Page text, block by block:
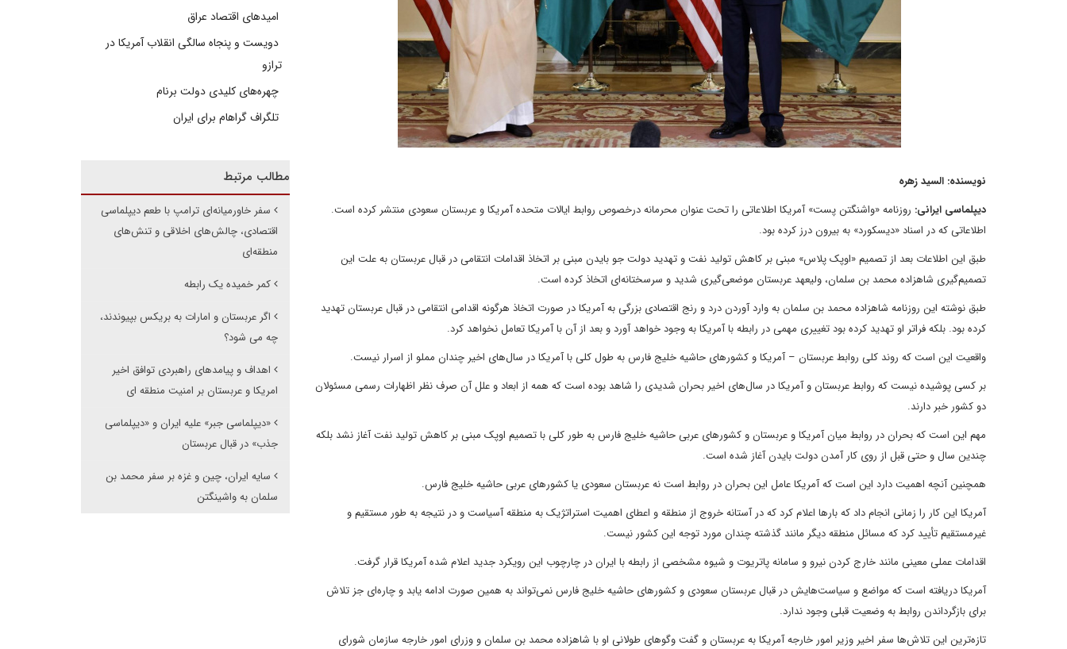
نویسنده: السید زهره
دیپلماسی ایرانی: روزنامه «واشنگتن پست» آمریکا اطلاعاتی را تحت عنوان محرمانه درخصوص روابط ایالات متحده آمریکا و عربستان سعودی منتشر کرده است.
اطلاعاتی که در اسناد «دیسکورد» به بیرون درز کرده بود.
طبق این اطلاعات بعد از تصمیم «اوپک پلاس» مبنی بر کاهش تولید نفت و تهدید دولت جو بایدن مبنی بر اتخاذ اقدامات انتقامی در قبال عربستان به علت این
تصمیم‌گیری شاهزاده محمد بن سلمان، ولیعهد عربستان موضعی‌گیری شدید و سرسختانه‌ای اتخاذ کرده است.
طبق نوشته این روزنامه شاهزاده محمد بن سلمان به وارد آوردن درد و رنج اقتصادی بزرگی به آمریکا در صورت اتخاذ هرگونه اقدامی انتقامی در قبال عربستان تهدید
کرده بود. بلکه فراتر او تهدید کرده بود تغییری مهمی در رابطه با آمریکا به وجود خواهد آورد و بعد از آن با آمریکا تعامل نخواهد کرد.
واقعیت این است که روند کلی روابط عربستان – آمریکا و کشورهای حاشیه خلیج فارس به طول کلی با آمریکا در سال‌های اخیر چندان مملو از اسرار نیست.
بر کسی پوشیده نیست که روابط عربستان و آمریکا در سال‌های اخیر بحران شدیدی را شاهد بوده است که همه از ابعاد و علل آن صرف نظر اظهارات رسمی مسئولان
دو کشور خبر دارند.
مهم این است که بحران در روابط میان آمریکا و عربستان و کشورهای عربی حاشیه خلیج فارس به طور کلی با تصمیم اوپک مبنی بر کاهش تولید نفت آغاز نشد بلکه
چندین سال و حتی قبل از روی کار آمدن دولت بایدن آغاز شده است.
همچنین آنچه اهمیت دارد این است که آمریکا عامل این بحران در روابط است نه عربستان سعودی یا کشورهای عربی حاشیه خلیج فارس.
آمریکا این کار را زمانی انجام داد که بارها اعلام کرد که در آستانه خروج از منطقه و اعطای اهمیت استراتژیک به منطقه آسیاست و در نتیجه به طور مستقیم و
غیرمستقیم تأیید کرد که مسائل منطقه دیگر مانند گذشته چندان مورد توجه این کشور نیست.
اقدامات عملی معینی مانند خارج کردن نیرو و سامانه پاتریوت و شیوه مشخصی از رابطه با ایران در چارچوب این رویکرد جدید اعلام شده آمریکا قرار گرفت.
آمریکا دریافته است که مواضع و سیاست‌هایش در قبال عربستان سعودی و کشورهای حاشیه خلیج فارس نمی‌تواند به همین صورت ادامه یابد و چار‌ه‌ای جز تلاش
برای بازگرداندن روابط به وضعیت قبلی وجود ندارد.
تازه‌ترین این تلاش‌ها سفر اخیر وزیر امور خارجه آمریکا به عربستان و گفت وگوهای طولانی او با شاهزاده محمد بن سلمان و وزرای امور خارجه سازمان شورای
امیدهای اقتصاد عراق
دویست و پنجاه سالگی انقلاب آمریکا در
ترازو
چهره‌های کلیدی دولت برنام
تلگراف گراهام برای ایران
مطالب مرتبط
سفر خاورمیانه‌ای ترامپ با طعم دیپلماسی
اقتصادی، چالش‌های اخلاقی و تنش‌های
منطقه‌ای
کمر خمیده یک رابطه
اگر عربستان و امارات به بریکس بپیوندند،
چه می شود؟
اهداف و پیامدهای راهبردی توافق اخیر
امریکا و عربستان بر امنیت منطقه ای
«دیپلماسی جبر» علیه ایران و «دیپلماسی
جذب» در قبال عربستان
سایه ایران، چین و غزه بر سفر محمد بن
سلمان به واشینگتن